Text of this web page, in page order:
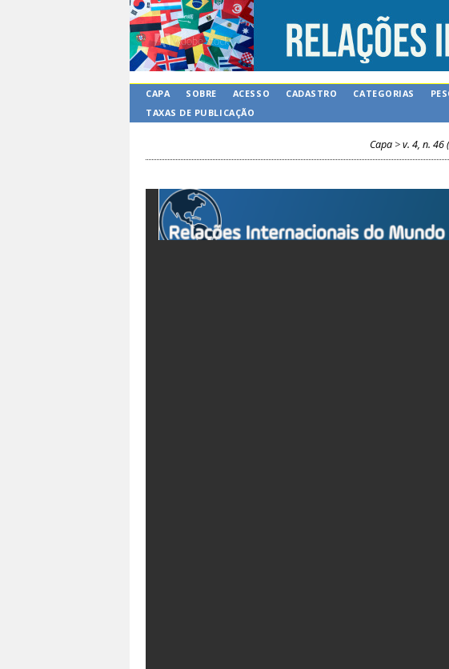
CAPA SOBRE ACESSO CADASTRO CATEGORIAS
TAXAS DE PUBLICAÇÃO
Capa >v. 4, n. 46